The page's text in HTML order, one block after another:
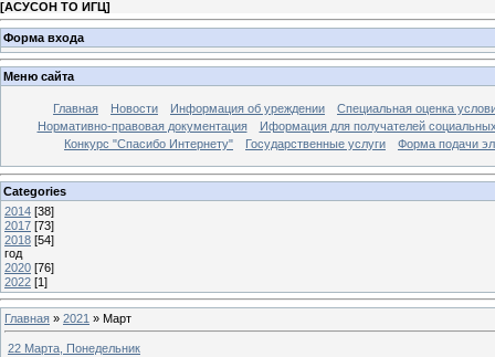
[АСУСОН ТО ИГЦ]
Форма входа
Меню сайта
Главная Новости Информация об уреждении
Специальная оценка
Нормативно-правовая документация
Иформация для получателей
Конкурс "Спасибо Интернету"
Государственные услуги Форма подачи
Categories
2014 [38]
2017 [73]
2018 [54]
год
2020 [76]
2022 [1]
Главная » 2021 » Март
22 Марта, Понедельник